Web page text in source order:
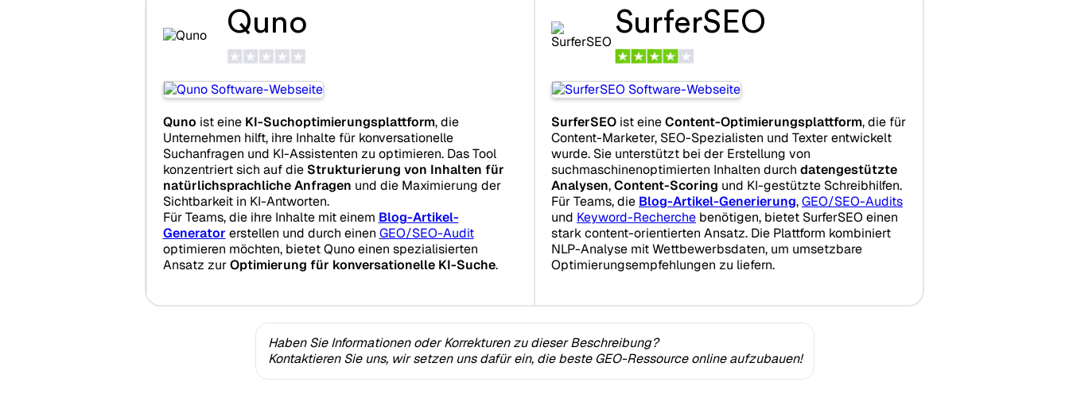
Quno
Quno ist eine KI-Suchoptimierungsplattform, die
Unternehmen hilft, ihre Inhalte für konversationelle
Suchanfragen und KI-Assistenten zu optimieren. Das Tool
konzentriert sich auf die Strukturierung von Inhalten für
natürlichsprachliche Anfragen und die Maximierung der
Sichtbarkeit in KI-Antworten.
Für Teams, die ihre Inhalte mit einem Blog-Artikel-
Generator erstellen und durch einen GEO/SEO-Audit
optimieren möchten, bietet Quno einen spezialisierten
Ansatz zurOptimierung für konversationelle KI-Suche.
SurferSEO
SurferSEO ist eineContent-Optimierungsplattform, die für
Content-Marketer, SEO-Spezialisten und Texter entwickelt
wurde. Sie unterstützt bei der Erstellung von
suchmaschinenoptimierten Inhalten durch datengestützte
Analysen,Content-Scoring und KI-gestützte Schreibhilfen.
Für Teams, die Blog-Artikel-Generierung,GEO/SEO-Audits
und Keyword-Recherche benötigen, bietet SurferSEO einen
stark content-orientierten Ansatz. Die Plattform kombiniert
NLP-Analyse mit Wettbewerbsdaten, um umsetzbare
Optimierungsempfehlungen zu liefern.
Haben Sie Informationen oder Korrekturen zu dieser Beschreibung?
Kontaktieren Sie uns, wir setzen uns dafür ein, die beste GEO-Ressource online aufzubauen!